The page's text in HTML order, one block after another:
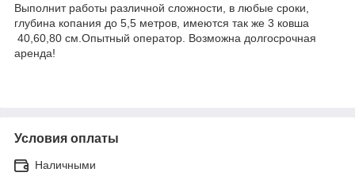
Выполнит работы различной сложности, в любые сроки,
глубина копания до 5,5 метров, имеются так же 3 ковша
40,60,80 см.Опытный оператор. Возможна долгосрочная
аренда!
Условия оплаты
Наличными